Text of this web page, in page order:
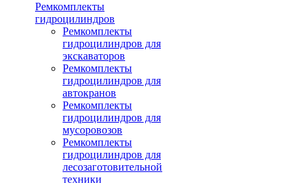
Ремкомплекты
гидроцилиндров
Ремкомплекты
гидроцилиндров для
экскаваторов
Ремкомплекты
гидроцилиндров для
автокранов
Ремкомплекты
гидроцилиндров для
мусоровозов
Ремкомплекты
гидроцилиндров для
лесозаготовительной
техники